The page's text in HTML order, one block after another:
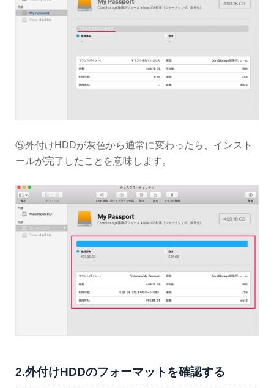
⑤外付けHDDが灰色から通常に変わったら、インスト
ールが完了したことを意味します。
2.外付けHDDのフォーマットを確認する